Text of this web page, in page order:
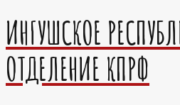
ИНГУШСКОЕ
ОТДЕЛЕНИЕ КПРФ